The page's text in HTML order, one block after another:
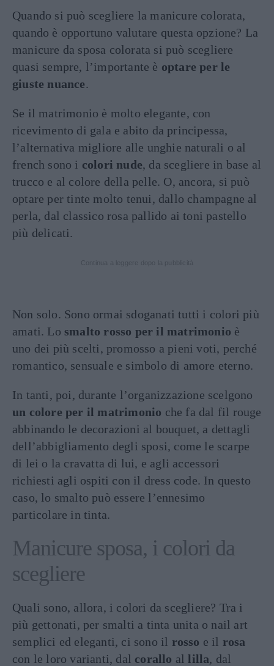
Quando si può scegliere la manicure colorata,
quando è opportuno valutare questa opzione? La
manicure da sposa colorata si può scegliere
quasi sempre, l’importante è optare per le
giuste nuance.
Se il matrimonio è molto elegante, con
ricevimento di gala e abito da principessa,
l’alternativa migliore alle unghie naturali o al
french sono i colori nude, da scegliere in base al
trucco e al colore della pelle. O, ancora, si può
optare per tinte molto tenui, dallo champagne al
perla, dal classico rosa pallido ai toni pastello
più delicati.
Non solo. Sono ormai sdoganati tutti i colori più
amati. Lo smalto rosso per il matrimonio è
uno dei più scelti, promosso a pieni voti, perché
romantico, sensuale e simbolo di amore eterno.
In tanti, poi, durante l’organizzazione scelgono
un colore per il matrimonio che fa dal fil rouge
abbinando le decorazioni al bouquet, a dettagli
dell’abbigliamento degli sposi, come le scarpe
di lei o la cravatta di lui, e agli accessori
richiesti agli ospiti con il dress code. In questo
caso, lo smalto può essere l’ennesimo
particolare in tinta.
Manicure sposa, i colori da
scegliere
Quali sono, allora, i colori da scegliere? Tra i
più gettonati, per smalti a tinta unita o nail art
semplici ed eleganti, ci sono il rosso e il rosa
con le loro varianti, dal corallo al lilla, dal